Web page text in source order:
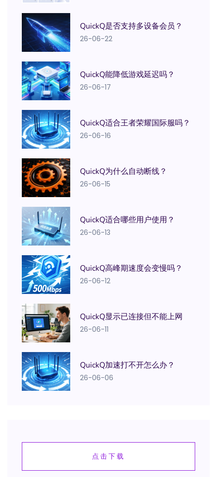
QuickQ是否支持多设备会员？
26-06-22
QuickQ能降低游戏延迟吗？
26-06-17
QuickQ适合王者荣耀国际服吗？
26-06-16
QuickQ为什么自动断线？
26-06-15
QuickQ适合哪些用户使用？
26-06-13
QuickQ高峰期速度会变慢吗？
26-06-12
QuickQ显示已连接但不能上网
26-06-11
QuickQ加速打不开怎么办？
26-06-06
点击下载